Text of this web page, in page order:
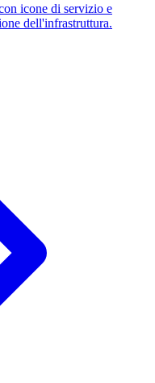
icone di servizio e
dell'infrastruttura.